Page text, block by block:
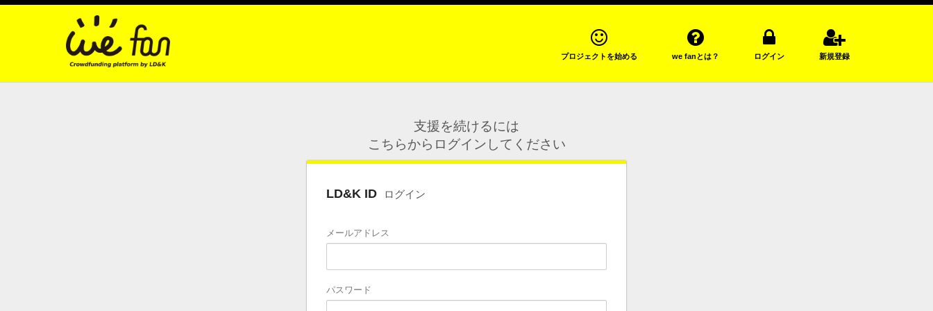
プロジェクトを始める we fanとは？ ログイン 新規登録
支援を続けるには
こちらからログインしてください
LD&K ID ログイン
メールアドレス
パスワード